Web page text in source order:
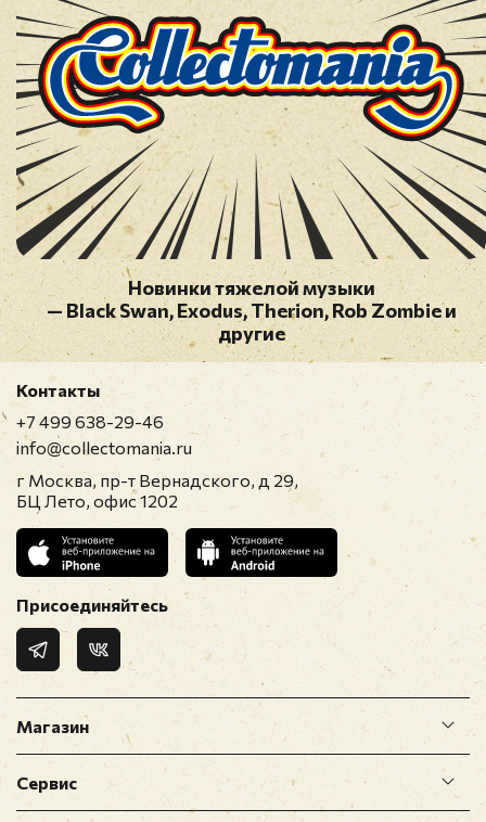
Новинки тяжелой музыки
— Black Swan, Exodus, Therion, Rob Zombie и
другие
Магазин
Сервис
Контакты
+7 499 638-29-46
info@collectomania.ru
г Москва, пр-т Вернадского, д 29,
БЦ Лето, офис 1202
Присоединяйтесь